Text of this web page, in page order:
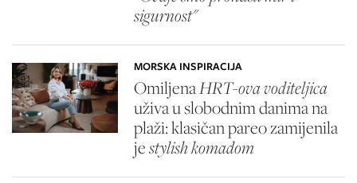
sigurnost"
MORSKA INSPIRACIJA
Omiljena HRT-ova voditeljica
uživa u slobodnim danima na
plaži: klasičan pareo zamijenila
jestylish komadom